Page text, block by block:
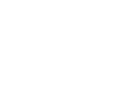
et
comme à l’extérieur, à
signe de séparation,
d’usure excessive
que vous devriez
facile à faire dans un garage